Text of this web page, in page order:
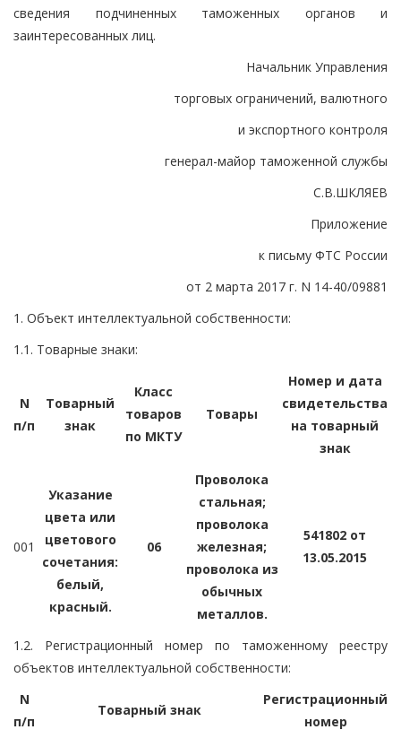
сведения подчиненных таможенных органов и
заинтересованных лиц.
Начальник Управления
торговых ограничений, валютного
и экспортного контроля
генерал-майор таможенной службы
С.В.ШКЛЯЕВ
Приложение
к письму ФТС России
от 2 марта 2017 г. N 14-40/09881
1. Объект интеллектуальной собственности:
1.1. Товарные знаки:
N
п/п
Товарный
знак
Класс
товаров
по МКТУ
Товары
Номер и дата
свидетельства
на товарный
знак
001
Указание
цвета или
цветового
сочетания:
белый,
красный.
06
Проволока
стальная;
проволока
железная;
проволока из
обычных
металлов.
541802 от
13.05.2015
1.2. Регистрационный номер по таможенному реестру
объектов интеллектуальной собственности:
N
п/п
Товарный знак
Регистрационный
номер